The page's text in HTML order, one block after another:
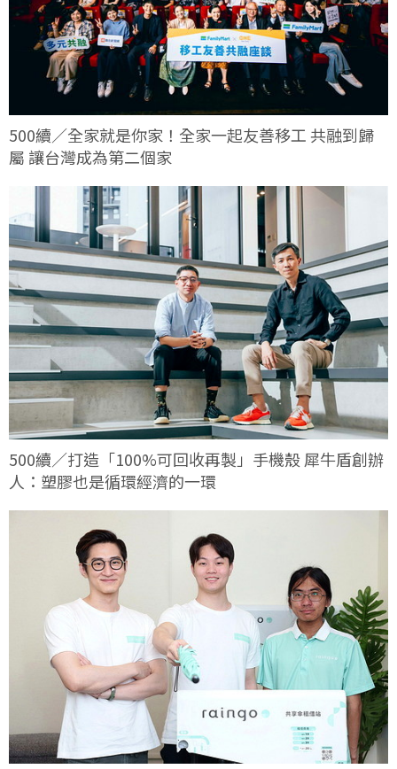
500續／全家就是你家！全家一起友善移工 共融到歸
屬 讓台灣成為第二個家
500續／打造「100%可回收再製」手機殼 犀牛盾創辦
人：塑膠也是循環經濟的一環